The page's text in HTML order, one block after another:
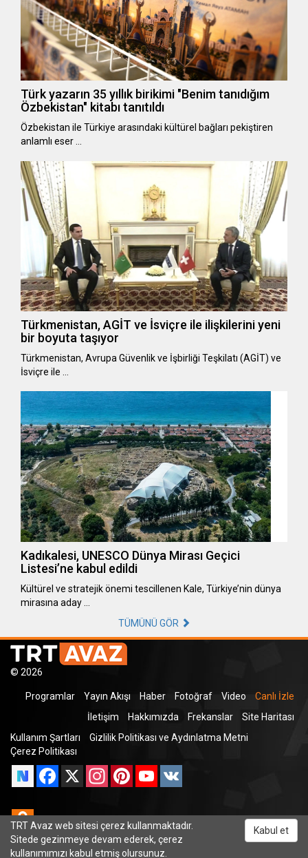
Türk yazarın 35 yıllık birikimi "Benim tanıdığım
Özbekistan" kitabı tanıtıldı
Özbekistan ile Türkiye arasındaki kültürel bağları pekiştiren
anlamlı eser …
Türkmenistan, AGİT ve İsviçre ile ilişkilerini yeni
bir boyuta taşıyor
Türkmenistan, Avrupa Güvenlik ve İşbirliği Teşkilatı (AGİT) ve
İsviçre ile …
Kadıkalesi, UNESCO Dünya Mirası Geçici
Listesi’ne kabul edildi
Kültürel ve stratejik önemi tescillenen Kale, Türkiye’nin dünya
mirasına aday …
TÜMÜNÜ GÖR
© 2026
Programlar Yayın Akışı Haber Fotoğraf Video
Canlı İzle
İletişim
Hakkımızda Frekanslar
Site Haritası
Kullanım Şartları
Gizlilik Politikası ve Aydınlatma Metni
Çerez Politikası
Facebook
X InstagramPinterestYouTube
Odnoklassniki
TRT Avaz web sitesi çerez kullanmaktadır.
Sitede gezinmeye devam ederek, çerez
kullanımımızı kabul etmiş olursunuz.
Kabul et